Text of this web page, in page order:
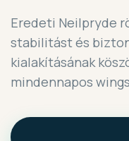
Eredeti Neilpryde
stabilitást és
kialakításának
mindennapos